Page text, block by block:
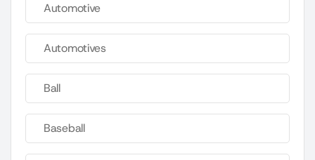
Automotive
Automotives
Ball
Baseball